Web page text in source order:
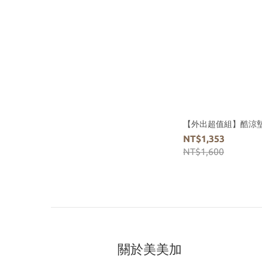
【外出超值組】酷涼
NT$1,353
NT$1,600
關於美美加